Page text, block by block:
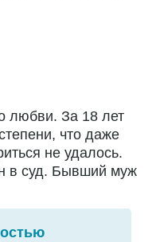
любви. За 18 лет
что даже
не удалось.
в суд. Бывший муж